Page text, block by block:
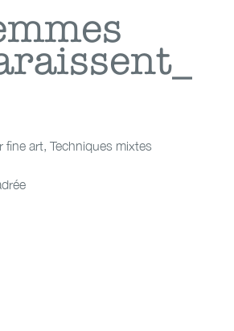
fine art, Techniques mixtes